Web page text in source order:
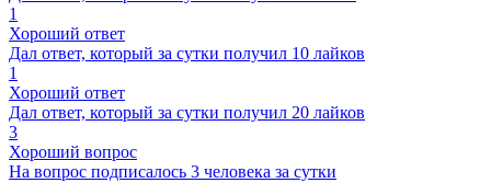
1
Хороший ответ
Дал ответ, который за сутки получил 10 лайков
1
Хороший ответ
Дал ответ, который за сутки получил 20 лайков
3
Хороший вопрос
На вопрос подписалось 3 человека за сутки